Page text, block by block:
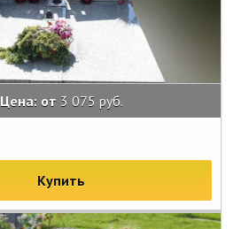
Цена: от 3 075 руб.
Купить